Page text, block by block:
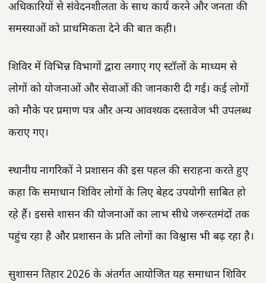
अधिकारियों से संवेदनशीलता के साथ कार्य करने और जनता की
समस्याओं को प्राथमिकता देने की बात कही।
शिविर में विभिन्न विभागों द्वारा लगाए गए स्टॉलों के माध्यम से
लोगों को योजनाओं और सेवाओं की जानकारी दी गई। कई लोगों
को मौके पर प्रमाण पत्र और अन्य आवश्यक दस्तावेज भी उपलब्ध
कराए गए।
स्थानीय नागरिकों ने प्रशासन की इस पहल की सराहना करते हुए
कहा कि समाधान शिविर लोगों के लिए बेहद उपयोगी साबित हो
रहे हैं। इससे शासन की योजनाओं का लाभ सीधे जरूरतमंदों तक
पहुंच रहा है और प्रशासन के प्रति लोगों का विश्वास भी बढ़ रहा है।
सुशासन तिहार 2026 के अंतर्गत आयोजित यह समाधान शिविर